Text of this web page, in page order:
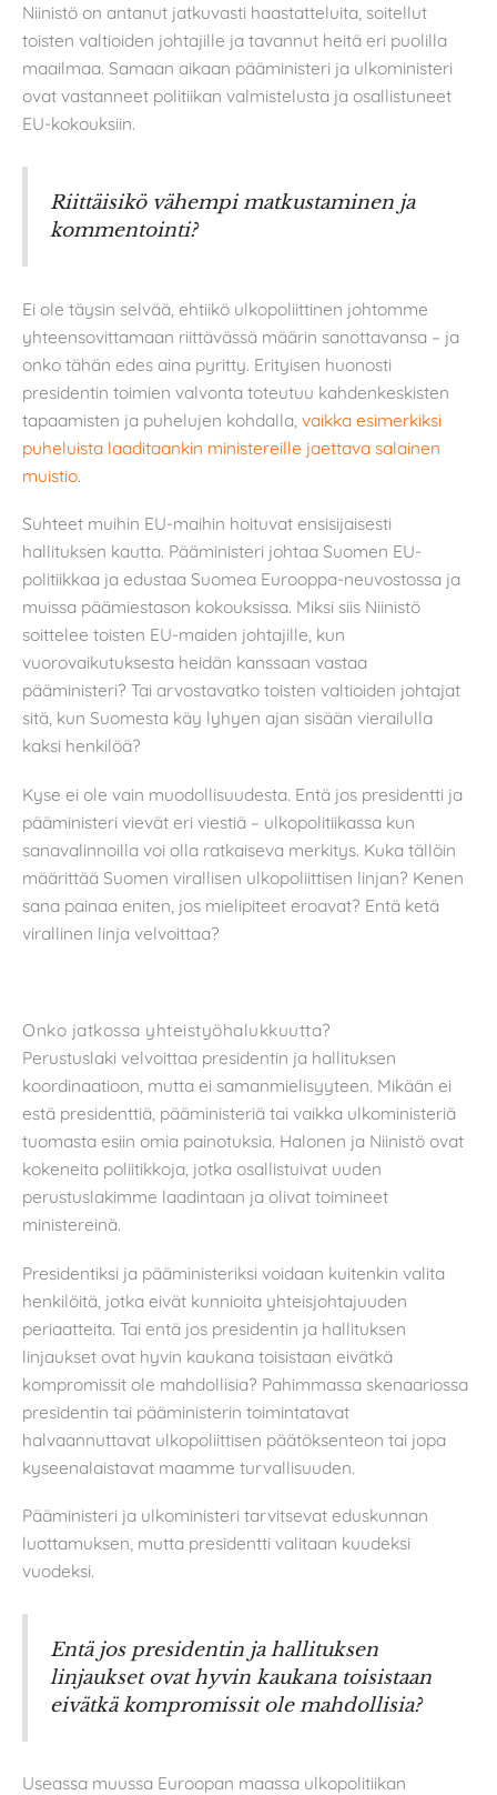
Niinistö on antanut jatkuvasti haastatteluita, soitellut
toisten valtioiden johtajille ja tavannut heitä eri puolilla
maailmaa. Samaan aikaan pääministeri ja ulkoministeri
ovat vastanneet politiikan valmistelusta ja osallistuneet
EU-kokouksiin.
Riittäisikö vähempi matkustaminen ja
kommentointi?
Ei ole täysin selvää, ehtiikö ulkopoliittinen johtomme
yhteensovittamaan riittävässä määrin sanottavansa – ja
onko tähän edes aina pyritty. Erityisen huonosti
presidentin toimien valvonta toteutuu kahdenkeskisten
tapaamisten ja puhelujen kohdalla, vaikka esimerkiksi
puheluista laaditaankin ministereille jaettava salainen
muistio.
Suhteet muihin EU-maihin hoituvat ensisijaisesti
hallituksen kautta. Pääministeri johtaa Suomen EU-
politiikkaa ja edustaa Suomea Eurooppa-neuvostossa ja
muissa päämiestason kokouksissa. Miksi siis Niinistö
soittelee toisten EU-maiden johtajille, kun
vuorovaikutuksesta heidän kanssaan vastaa
pääministeri? Tai arvostavatko toisten valtioiden johtajat
sitä, kun Suomesta käy lyhyen ajan sisään vierailulla
kaksi henkilöä?
Kyse ei ole vain muodollisuudesta. Entä jos presidentti ja
pääministeri vievät eri viestiä – ulkopolitiikassa kun
sanavalinnoilla voi olla ratkaiseva merkitys. Kuka tällöin
määrittää Suomen virallisen ulkopoliittisen linjan? Kenen
sana painaa eniten, jos mielipiteet eroavat? Entä ketä
virallinen linja velvoittaa?
Onko jatkossa yhteistyöhalukkuutta?
Perustuslaki velvoittaa presidentin ja hallituksen
koordinaatioon, mutta ei samanmielisyyteen. Mikään ei
estä presidenttiä, pääministeriä tai vaikka ulkoministeriä
tuomasta esiin omia painotuksia. Halonen ja Niinistö ovat
kokeneita poliitikkoja, jotka osallistuivat uuden
perustuslakimme laadintaan ja olivat toimineet
ministereinä.
Presidentiksi ja pääministeriksi voidaan kuitenkin valita
henkilöitä, jotka eivät kunnioita yhteisjohtajuuden
periaatteita. Tai entä jos presidentin ja hallituksen
linjaukset ovat hyvin kaukana toisistaan eivätkä
kompromissit ole mahdollisia? Pahimmassa skenaariossa
presidentin tai pääministerin toimintatavat
halvaannuttavat ulkopoliittisen päätöksenteon tai jopa
kyseenalaistavat maamme turvallisuuden.
Pääministeri ja ulkoministeri tarvitsevat eduskunnan
luottamuksen, mutta presidentti valitaan kuudeksi
vuodeksi.
Entä jos presidentin ja hallituksen
linjaukset ovat hyvin kaukana toisistaan
eivätkä kompromissit ole mahdollisia?
Useassa muussa Euroopan maassa ulkopolitiikan